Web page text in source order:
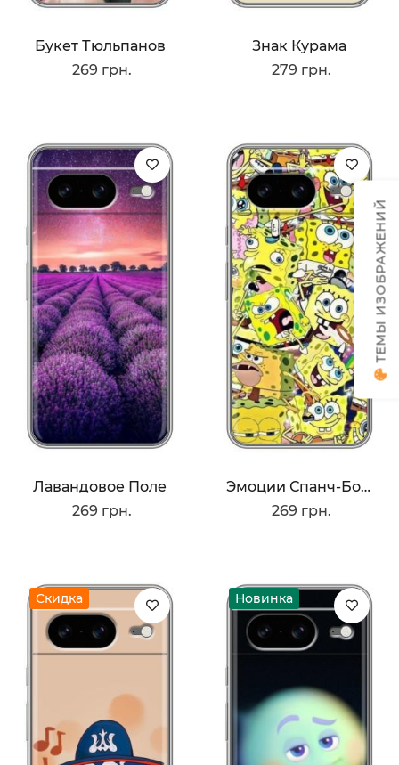
Букет Тюльпанов
269 грн.
Знак Курама
279 грн.
Лавандовое Поле
269 грн.
Эмоции Спанч-Боба
269 грн.
Скидка Новинка
ТЕМЫ ИЗОБРАЖЕНИЙ